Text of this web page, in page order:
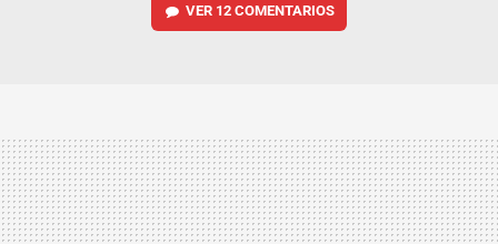
VER 12 COMENTARIOS